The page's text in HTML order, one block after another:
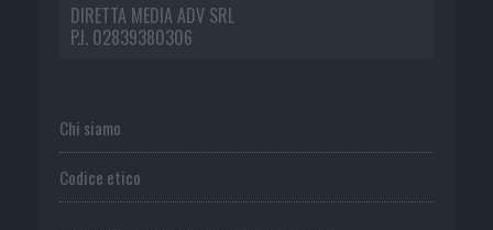
DIRETTA MEDIA ADV SRL
P.I. 02839380306
Chi siamo
Codice etico